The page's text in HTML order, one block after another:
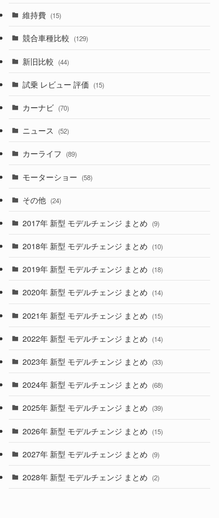
(356)
(328)
(230)
(253)
(85)
(84)
(14)
(222)
(50)
(43)
(6)
(9)
(4)
(30)
(27)
(58)
(28)
(27)
(26)
(33)
(10)
(35)
(10)
(9)
(22)
(4)
(9)
(4)
(1)
(3)
(3)
(5)
(1)
(5)
(7)
(5)
維持費 (15)
競合車種比較 (129)
新旧比較 (44)
試乗 レビュー 評価 (15)
カーナビ (70)
ニュース (52)
カーライフ (89)
モーターショー (58)
その他 (24)
2017年 新型 モデルチェンジ まとめ (9)
2018年 新型 モデルチェンジ まとめ (10)
2019年 新型 モデルチェンジ まとめ (18)
2020年 新型 モデルチェンジ まとめ (14)
2021年 新型 モデルチェンジ まとめ (15)
2022年 新型 モデルチェンジ まとめ (14)
2023年 新型 モデルチェンジ まとめ (33)
2024年 新型 モデルチェンジ まとめ (68)
2025年 新型 モデルチェンジ まとめ (39)
2026年 新型 モデルチェンジ まとめ (15)
2027年 新型 モデルチェンジ まとめ (9)
2028年 新型 モデルチェンジ まとめ (2)